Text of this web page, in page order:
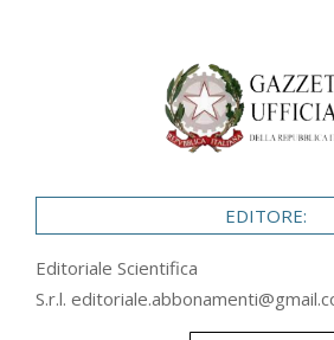
EDITORE:
Editoriale Scientifica
S.r.l.